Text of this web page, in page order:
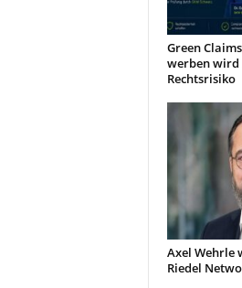
Green
werben wird
Rechtsrisiko
Axel Wehrle
Riedel